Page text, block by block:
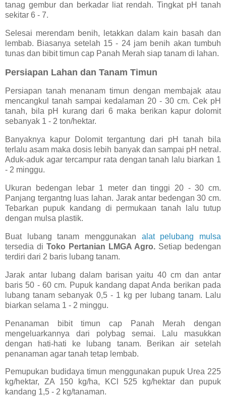
tanag gembur dan berkadar liat rendah. Tingkat pH tanah
sekitar 6 - 7.
Selesai merendam benih, letakkan dalam kain basah dan
lembab. Biasanya setelah 15 - 24 jam benih akan tumbuh
tunas dan bibit timun cap Panah Merah siap tanam di lahan.
Persiapan Lahan dan Tanam Timun
Persiapan tanah menanam timun dengan membajak atau
mencangkul tanah sampai kedalaman 20 - 30 cm. Cek pH
tanah, bila pH kurang dari 6 maka berikan kapur dolomit
sebanyak 1 - 2 ton/hektar.
Banyaknya kapur Dolomit tergantung dari pH tanah bila
terlalu asam maka dosis lebih banyak dan sampai pH netral.
Aduk-aduk agar tercampur rata dengan tanah lalu biarkan 1
- 2 minggu.
Ukuran bedengan lebar 1 meter dan tinggi 20 - 30 cm.
Panjang tergantng luas lahan. Jarak antar bedengan 30 cm.
Tebarkan pupuk kandang di permukaan tanah lalu tutup
dengan mulsa plastik.
Buat lubang tanam menggunakan alat pelubang mulsa
tersedia di Toko Pertanian LMGA Agro. Setiap bedengan
terdiri dari 2 baris lubang tanam.
Jarak antar lubang dalam barisan yaitu 40 cm dan antar
baris 50 - 60 cm. Pupuk kandang dapat Anda berikan pada
lubang tanam sebanyak 0,5 - 1 kg per lubang tanam. Lalu
biarkan selama 1 - 2 minggu.
Penanaman bibit timun cap Panah Merah dengan
mengeluarkannya dari polybag semai. Lalu masukkan
dengan hati-hati ke lubang tanam. Berikan air setelah
penanaman agar tanah tetap lembab.
Pemupukan budidaya timun menggunakan pupuk Urea 225
kg/hektar, ZA 150 kg/ha, KCl 525 kg/hektar dan pupuk
kandang 1,5 - 2 kg/tanaman.